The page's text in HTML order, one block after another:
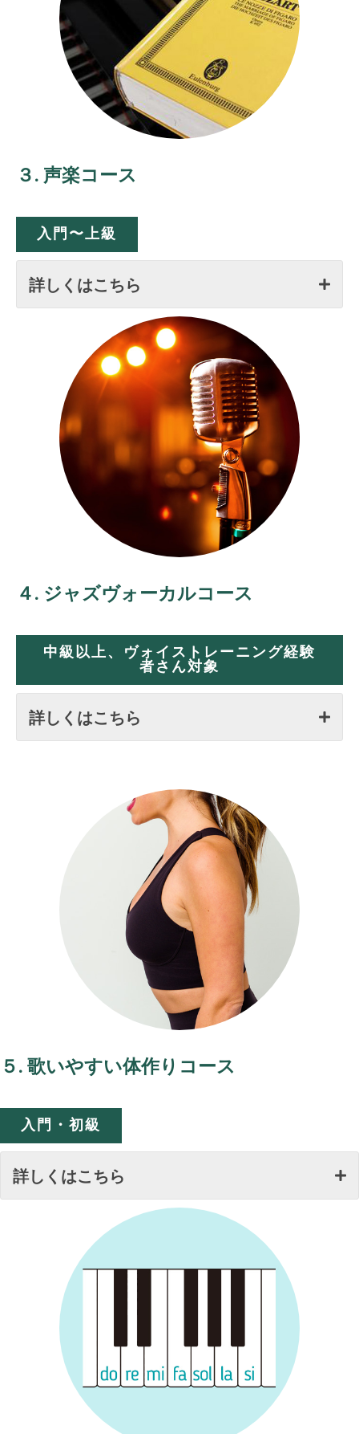
３. 声楽コース
入門〜上級
詳しくはこちら
４. ジャズヴォーカルコース
中級以上、ヴォイストレーニング経験
者さん対象
詳しくはこちら
５. 歌いやすい体作りコース
入門・初級
詳しくはこちら